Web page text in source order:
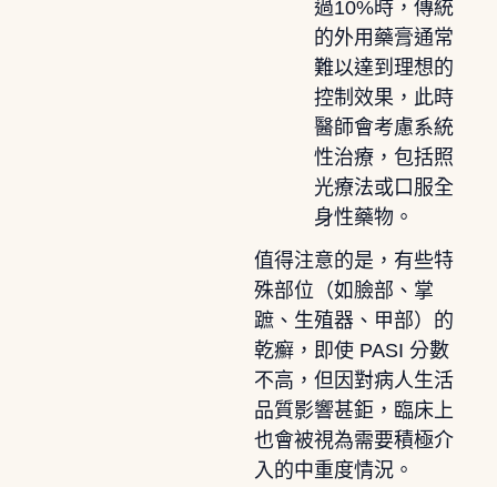
過10%時，傳統
的外用藥膏通常
難以達到理想的
控制效果，此時
醫師會考慮系統
性治療，包括照
光療法或口服全
身性藥物。
值得注意的是，有些特
殊部位（如臉部、掌
蹠、生殖器、甲部）的
乾癬，即使 PASI 分數
不高，但因對病人生活
品質影響甚鉅，臨床上
也會被視為需要積極介
入的中重度情況。